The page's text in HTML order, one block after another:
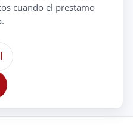
cuando el prestamo